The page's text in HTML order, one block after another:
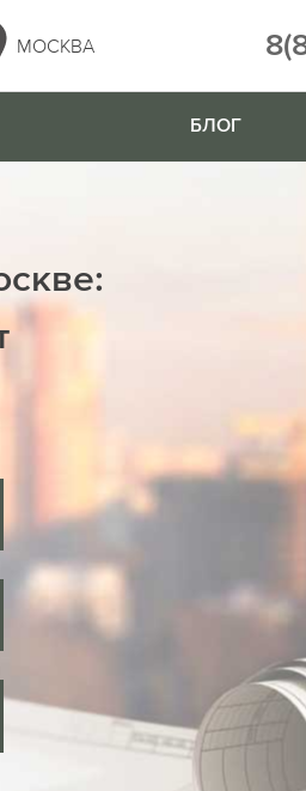
МОСКВА
БЛОГ